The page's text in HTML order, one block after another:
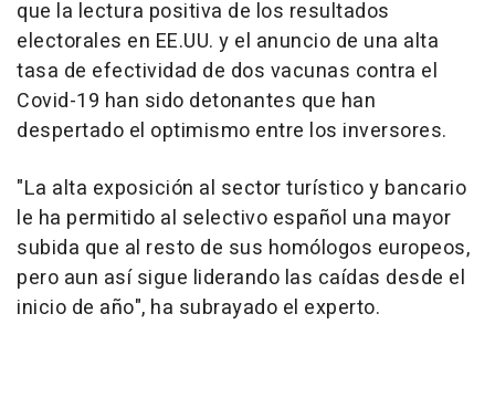
que la lectura positiva de los resultados
electorales en EE.UU. y el anuncio de una alta
tasa de efectividad de dos vacunas contra el
Covid-19 han sido detonantes que han
despertado el optimismo entre los inversores.
"La alta exposición al sector turístico y bancario
le ha permitido al selectivo español una mayor
subida que al resto de sus homólogos europeos,
pero aun así sigue liderando las caídas desde el
inicio de año", ha subrayado el experto.